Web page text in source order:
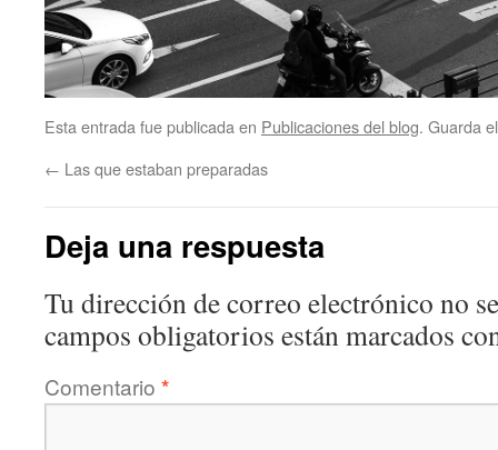
Esta entrada fue publicada en Publicaciones del blog. Guarda
← Las que estaban preparadas
Deja una respuesta
Tu dirección de correo electrónico no
campos obligatorios están marcados
Comentario *